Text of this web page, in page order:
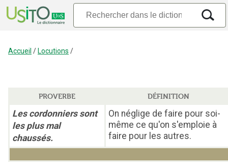
Accueil /Locutions /
PROVERBE DÉFINITION
Les cordonniers sont
les plus mal
chaussés.
On néglige de faire pour soi-
même ce qu'on s'emploie à
faire pour les autres.